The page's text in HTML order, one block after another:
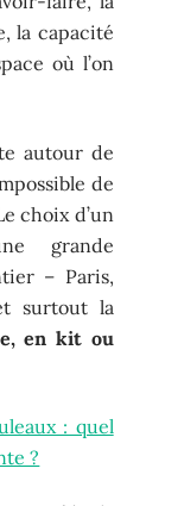
la capacité
où l’on
autour de
de
choix d’un
grande
– Paris,
surtout la
en kit ou
: quel
?